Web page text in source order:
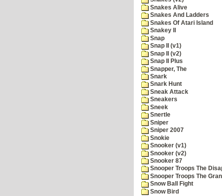
Snakes Alive
Snakes And Ladders
Snakes Of Atari Island
Snakey II
Snap
Snap II (v1)
Snap II (v2)
Snap II Plus
Snapper, The
Snark
Snark Hunt
Sneak Attack
Sneakers
Sneek
Snertle
Sniper
Sniper 2007
Snokie
Snooker (v1)
Snooker (v2)
Snooker 87
Snooper Troops The
Snooper Troops The
Snow Ball Fight
Snow Bird